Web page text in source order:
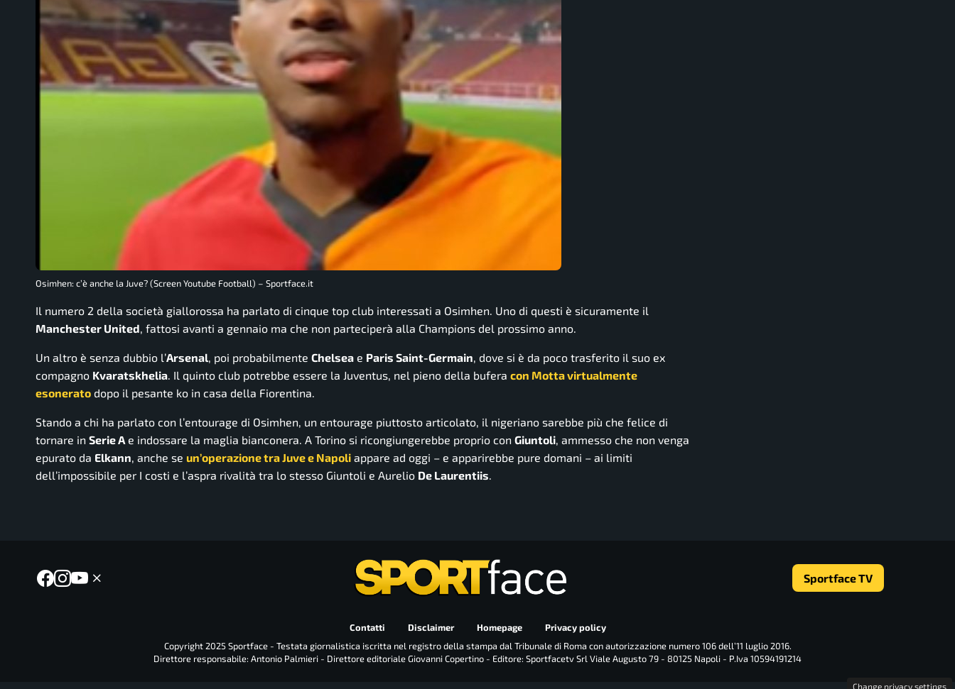
Osimhen: c’è anche la Juve? (Screen Youtube Football) – Sportface.it
Il numero 2 della società giallorossa ha parlato di cinque top club interessati a Osimhen. Uno di questi è sicuramente il
Manchester United , fattosi avanti a gennaio ma che non parteciperà alla Champions del prossimo anno.
Un altro è senza dubbio l’Arsenal , poi probabilmente Chelsea e Paris Saint-Germain , dove si è da poco trasferito il suo ex
compagno Kvaratskhelia . Il quinto club potrebbe essere la Juventus, nel pieno della bufera con Motta virtualmente
esonerato dopo il pesante ko in casa della Fiorentina.
Stando a chi ha parlato con l’entourage di Osimhen, un entourage piuttosto articolato, il nigeriano sarebbe più che felice di
tornare in Serie A e indossare la maglia bianconera. A Torino si ricongiungerebbe proprio con Giuntoli , ammesso che non venga
epurato da Elkann , anche se un’operazione tra Juve e Napoli appare ad oggi – e apparirebbe pure domani – ai limiti
dell’impossibile per I costi e l’aspra rivalità tra lo stesso Giuntoli e Aurelio De Laurentiis
Sportface TV
Contatti Disclaimer Homepage
Privacy policy
Copyright 2025 Sportface - Testata giornalistica iscritta nel registro della stampa dal Tribunale di Roma con autorizzazione numero 106 dell’11 luglio 2016.
Direttore responsabile: Antonio Palmieri - Direttore editoriale Giovanni Copertino - Editore: Sportfacetv Srl Viale Augusto 79 - 80125 Napoli - P.Iva 10594191214
Change privacy settings